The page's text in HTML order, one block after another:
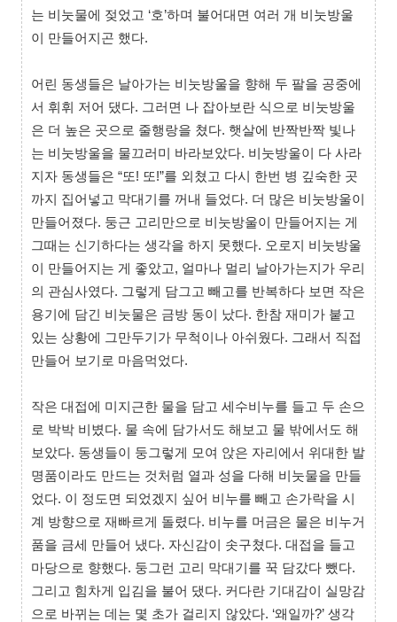
는 비눗물에 젖었고 ‘호’하며 불어대면 여러 개 비눗방울
이 만들어지곤 했다.
어린 동생들은 날아가는 비눗방울을 향해 두 팔을 공중에
서 휘휘 저어 댔다. 그러면 나 잡아보란 식으로 비눗방울
은 더 높은 곳으로 줄행랑을 쳤다. 햇살에 반짝반짝 빛나
는 비눗방울을 물끄러미 바라보았다. 비눗방울이 다 사라
지자 동생들은 “또! 또!”를 외쳤고 다시 한번 병 깊숙한 곳
까지 집어넣고 막대기를 꺼내 들었다. 더 많은 비눗방울이
만들어졌다. 둥근 고리만으로 비눗방울이 만들어지는 게
그때는 신기하다는 생각을 하지 못했다. 오로지 비눗방울
이 만들어지는 게 좋았고, 얼마나 멀리 날아가는지가 우리
의 관심사였다. 그렇게 담그고 빼고를 반복하다 보면 작은
용기에 담긴 비눗물은 금방 동이 났다. 한참 재미가 붙고
있는 상황에 그만두기가 무척이나 아쉬웠다. 그래서 직접
만들어 보기로 마음먹었다.
작은 대접에 미지근한 물을 담고 세수비누를 들고 두 손으
로 박박 비볐다. 물 속에 담가서도 해보고 물 밖에서도 해
보았다. 동생들이 둥그렇게 모여 앉은 자리에서 위대한 발
명품이라도 만드는 것처럼 열과 성을 다해 비눗물을 만들
었다. 이 정도면 되었겠지 싶어 비누를 빼고 손가락을 시
계 방향으로 재빠르게 돌렸다. 비누를 머금은 물은 비누거
품을 금세 만들어 냈다. 자신감이 솟구쳤다. 대접을 들고
마당으로 향했다. 둥그런 고리 막대기를 꾹 담갔다 뺐다.
그리고 힘차게 입김을 불어 댔다. 커다란 기대감이 실망감
으로 바뀌는 데는 몇 초가 걸리지 않았다. ‘왜일까?’ 생각